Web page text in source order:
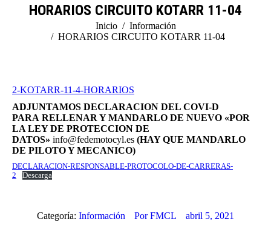
HORARIOS CIRCUITO KOTARR 11-04
Inicio
Información
HORARIOS CIRCUITO KOTARR 11-04
2-KOTARR-11-4-HORARIOS
ADJUNTAMOS DECLARACION DEL COVI-D
PARA RELLENAR Y MANDARLO DE NUEVO «POR
LA LEY DE PROTECCION DE
DATOS» info@fedemotocyl.es (HAY QUE MANDARLO
DE PILOTO Y MECANICO)
DECLARACION-RESPONSABLE-PROTOCOLO-DE-CARRERAS-
2
Descarga
Categoría: Información PorFMCL abril 5, 2021